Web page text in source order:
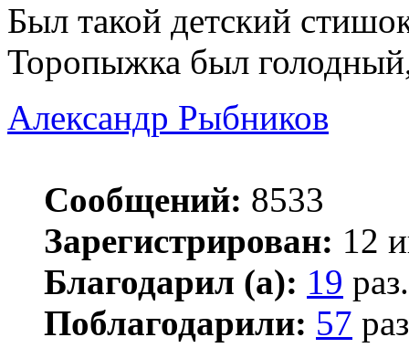
Был такой детский
Торопыжка был
Александр Рыбников
Сообщений: 8533
Зарегистрирован: 12
Благодарил (а): 19 раз.
Поблагодарили: 57